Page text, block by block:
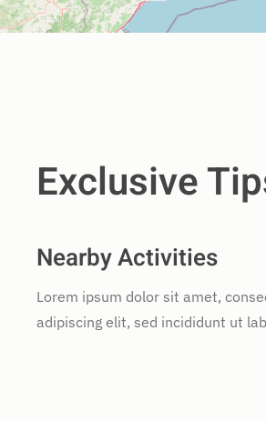
Exclusive
Nearby Activities
Lorem ipsum dolor sit amet,
adipiscing elit, sed incididunt ut